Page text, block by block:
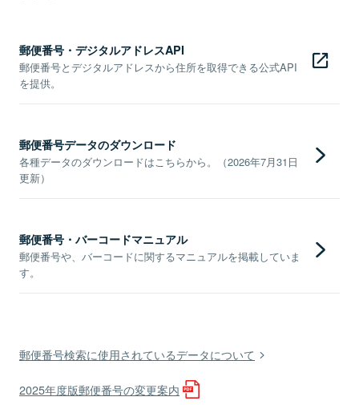
郵便番号・デジタルアドレスAPI
郵便番号とデジタルアドレスから住所を取得できる公式API
を提供。
郵便番号データのダウンロード
各種データのダウンロードはこちらから。（2026年7月31日
更新）
郵便番号・バーコードマニュアル
郵便番号や、バーコードに関するマニュアルを掲載していま
す。
郵便番号検索に使用されているデータについて
2025年度版郵便番号の変更案内